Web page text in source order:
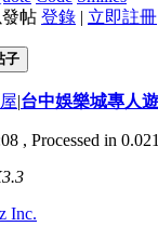
帖 登錄 | 立即註冊
子
|台中娛樂城專人
, Processed in
Inc.